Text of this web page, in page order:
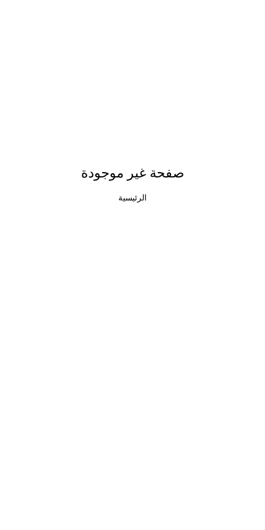
صفحة غير موجودة
الرئيسية